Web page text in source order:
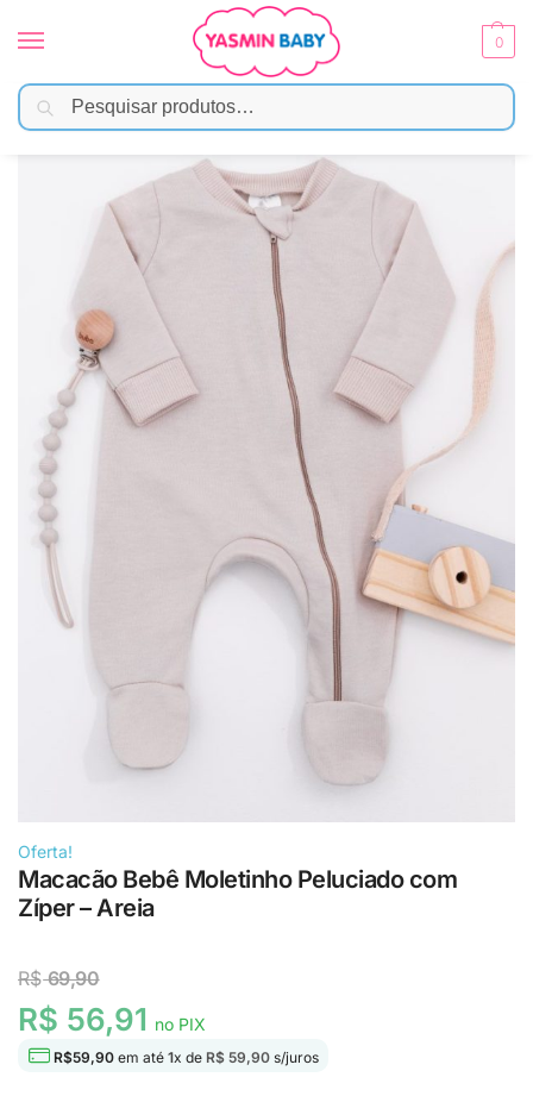
0
Início Moda Bebê / Menina / Macacão Bebê Moletinho Peluciado com Zíper – Areia
Oferta!
Macacão Bebê Moletinho Peluciado com
Zíper – Areia
R$69,90
R$ 56,91 no PIX
R$59,90 em até 1x de R$ 59,90 s/juros